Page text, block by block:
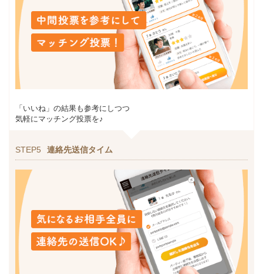
「いいね」の結果も参考にしつつ
気軽にマッチング投票を♪
STEP5 連絡先送信タイム